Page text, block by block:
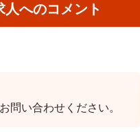
人へのコメント
問い合わせください。